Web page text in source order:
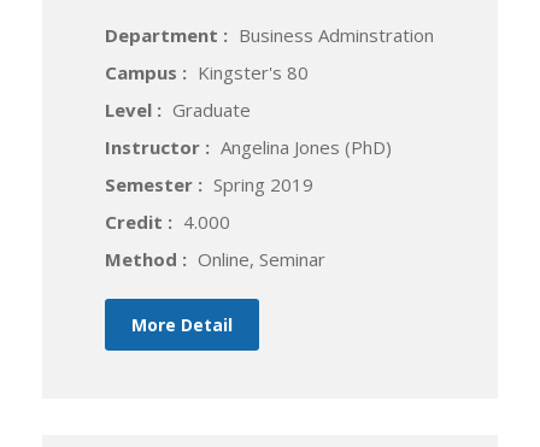
Department : Business Adminstration
Campus : Kingster's 80
Level : Graduate
Instructor : Angelina Jones (PhD)
Semester : Spring 2019
Credit : 4.000
Method : Online, Seminar
More Detail